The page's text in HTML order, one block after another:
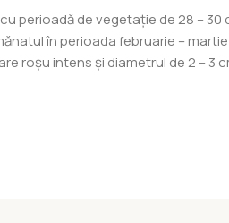
perioadă de vegetație de 28 – 30
în perioada februarie –
roșu intens și diametrul de 2 –